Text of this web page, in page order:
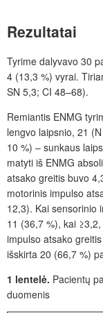
Rezultatai
Tyrime dalyvavo 30
4 (13,3 %) vyrai.
SN 5,3; CI 48–68).
Remiantis ENMG
lengvo laipsnio, 21
10 %) – sunkaus
matyti iš ENMG
atsako greitis buvo
motorinis impulso
12,3). Kai sensorinio
11 (36,7 %), kai
impulso atsako
išskirta 20 (66,7 %)
1 lentelė. Pacientų
duomenis